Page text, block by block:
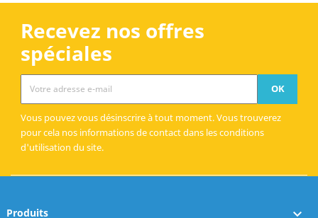
Recevez nos offres
spéciales
Vous pouvez vous désinscrire à tout moment. Vous trouverez
pour cela nos informations de contact dans les conditions
d'utilisation du site.
Produits